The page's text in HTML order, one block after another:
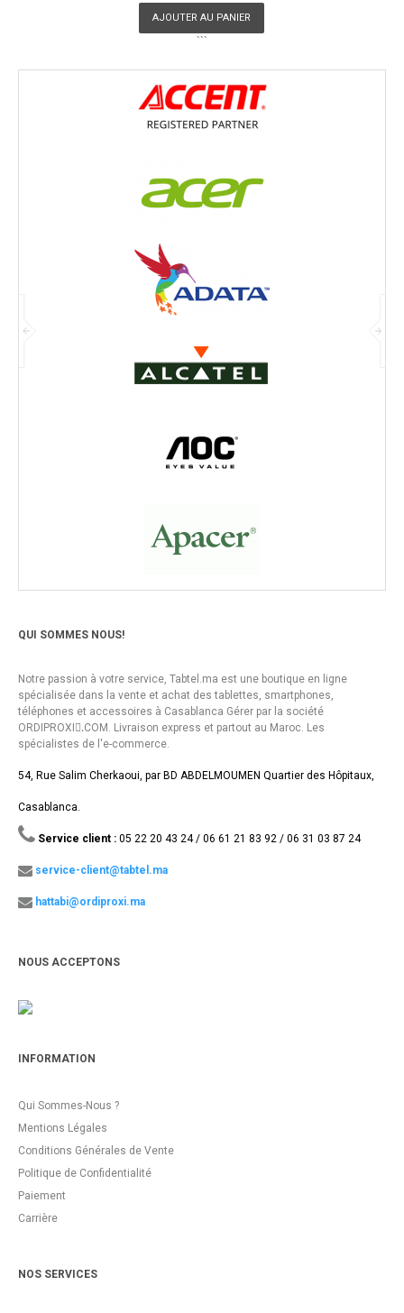
AJOUTER AU PANIER
```
QUI SOMMES NOUS!
Notre passion à votre service, Tabtel.ma est une boutique en ligne
spécialisée dans la vente et achat des tablettes, smartphones,
téléphones et accessoires à Casablanca Gérer par la société
ORDIPROXI.ِCOM. Livraison express et partout au Maroc. Les
spécialistes de l'e-commerce.
54, Rue Salim Cherkaoui, par BD ABDELMOUMEN Quartier des Hôpitaux,
Casablanca.
Service client : 05 22 20 43 24 / 06 61 21 83 92 / 06 31 03 87 24
service-client@tabtel.ma
hattabi@ordiproxi.ma
NOUS ACCEPTONS
INFORMATION
Qui Sommes-Nous ?
Mentions Légales
Conditions Générales de Vente
Politique de Confidentialité
Paiement
Carrière
NOS SERVICES